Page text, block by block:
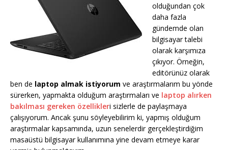
olduğundan çok
daha fazla
gündemde olan
bilgisayar talebi
olarak karşımıza
çıkıyor. Örneğin,
editörünüz olarak
ben de laptop almak istiyorum ve araştırmalarım bu yönde
sürerken, yapmakta olduğum araştırmaları ve laptop alırken
bakılması gereken özellikleri sizlerle de paylaşmaya
çalışıyorum. Ancak şunu söyleyebilirim ki, yapmış olduğum
araştırmalar kapsamında, uzun senelerdir gerçekleştirdiğim
masaüstü bilgisayar kullanımına yine devam etmeye karar